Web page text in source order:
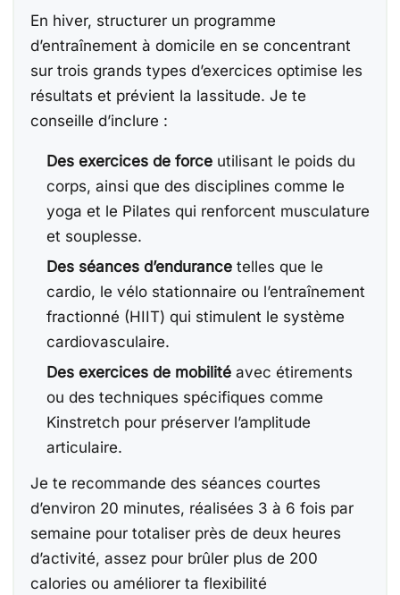
En hiver, structurer un programme
d’entraînement à domicile en se concentrant
sur trois grands types d’exercices optimise les
résultats et prévient la lassitude. Je te
conseille d’inclure :
Des exercices de force utilisant le poids du
corps, ainsi que des disciplines comme le
yoga et le Pilates qui renforcent musculature
et souplesse.
Des séances d’endurance telles que le
cardio, le vélo stationnaire ou l’entraînement
fractionné (HIIT) qui stimulent le système
cardiovasculaire.
Des exercices de mobilité avec étirements
ou des techniques spécifiques comme
Kinstretch pour préserver l’amplitude
articulaire.
Je te recommande des séances courtes
d’environ 20 minutes, réalisées 3 à 6 fois par
semaine pour totaliser près de deux heures
d’activité, assez pour brûler plus de 200
calories ou améliorer ta flexibilité